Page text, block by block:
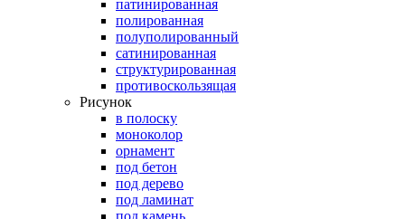
патинированная
полированная
полуполированный
сатинированная
структурированная
противоскользящая
Рисунок
в полоску
моноколор
орнамент
под бетон
под дерево
под ламинат
под камень